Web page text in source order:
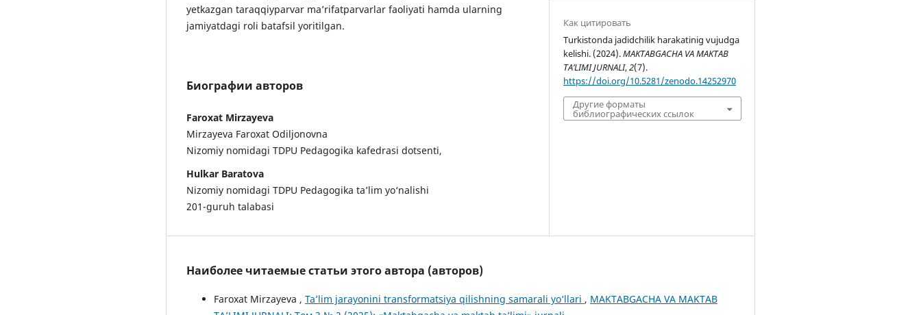
yetkazgan taraqqiyparvar ma’rifatparvarlar faoliyati hamda ularning
jamiyatdagi roli batafsil yoritilgan.
Биографии авторов
Faroxat Mirzayeva
Mirzayeva Faroxat Odiljonovna
Nizomiy nomidagi TDPU Pedagogika kafedrasi dotsenti,
Hulkar Baratova
Nizomiy nomidagi TDPU Pedagogika ta’lim yo‘nalishi
201-guruh talabasi
Как цитировать
Turkistonda jadidchilik harakatinig vujudga
kelishi. (2024).MAKTABGACHA VA MAKTAB
TA’LIMI JURNALI,2(7).
https://doi.org/10.5281/zenodo.14252970
Другие форматы
библиографических ссылок
Наиболее читаемые статьи этого автора (авторов)
Faroxat Mirzayeva , Ta’lim jarayonini transformatsiya qilishning samarali yo‘llari , MAKTABGACHA VA MAKTAB